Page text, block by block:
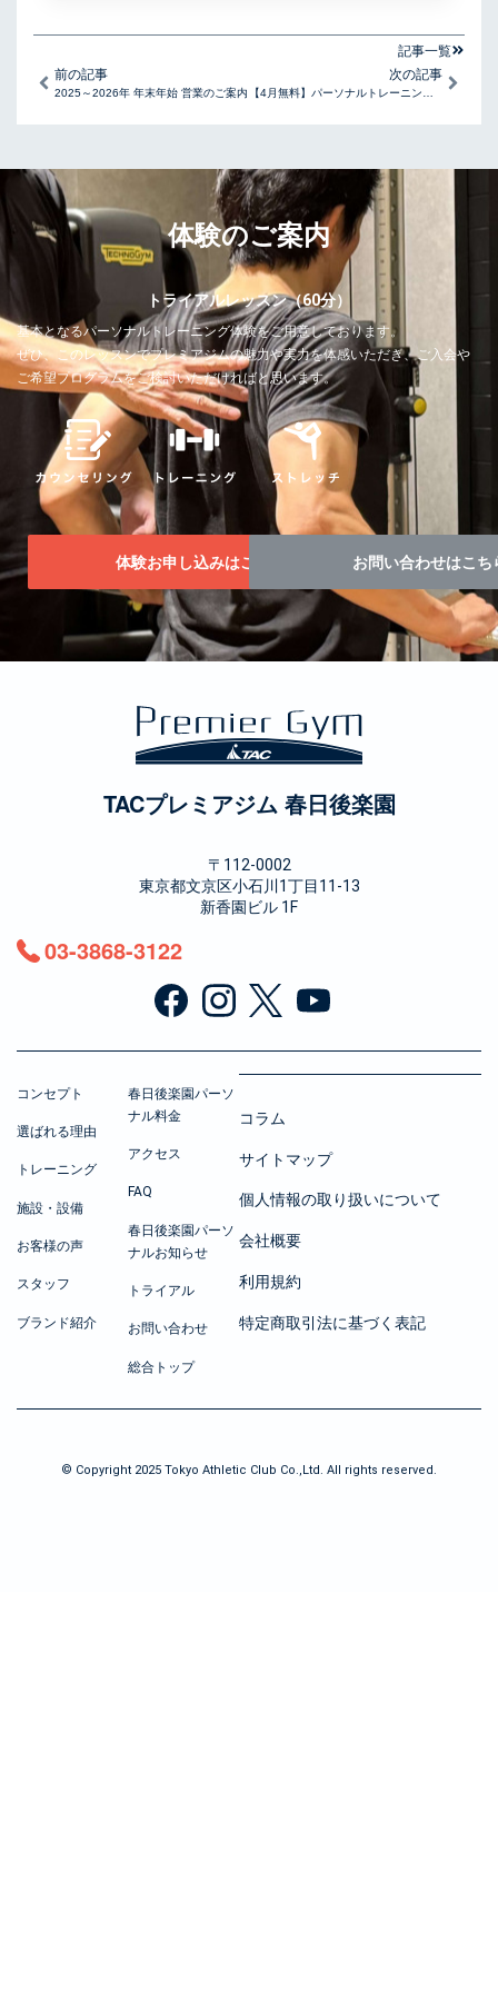
記事一覧​
Prev
前の記事
2025～2026年 年末年始 営業のご案内
次の記事Next
体験のご案内
トライアルレッスン（60分）
基本となるパーソナルトレーニング体験をご用意しております。
ぜひ、このレッスンでプレミアジムの魅力や実力を体感いただき、ご入会や
ご希望プログラムをご検討いただければと思います。
体験お申し込みはこちら！ お問い合わせはこち
TACプレミアジム 春日後楽園
〒112-0002
東京都文京区小石川1丁目11-13
新香園ビル 1F
03-3868-3122
コンセプト
選ばれる理由
トレーニング
施設・設備
お客様の声
スタッフ
ブランド紹介
春日後楽園パーソ
ナル料金
アクセス
FAQ
春日後楽園パーソ
ナルお知らせ
トライアル
お問い合わせ
総合トップ
コラム
サイトマップ
個人情報の取り扱いについて
会社概要
利用規約
特定商取引法に基づく表記
© Copyright 2025 Tokyo Athletic Club Co.,Ltd. All rights reserved.